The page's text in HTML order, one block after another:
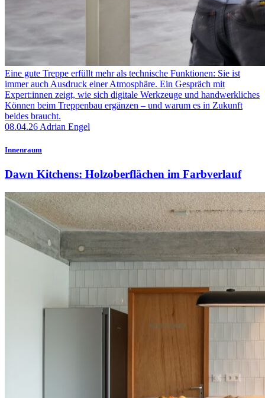
Eine gute Treppe erfüllt mehr als technische Funktionen: Sie ist
immer auch Ausdruck einer Atmosphäre. Ein Gespräch mit
Expert:innen zeigt, wie sich digitale Werkzeuge und handwerkliches
Können beim Treppenbau ergänzen – und warum es in Zukunft
beides braucht.
08.04.26 Adrian Engel
Innenraum
Dawn Kitchens: Holzoberflächen im Farbverlauf